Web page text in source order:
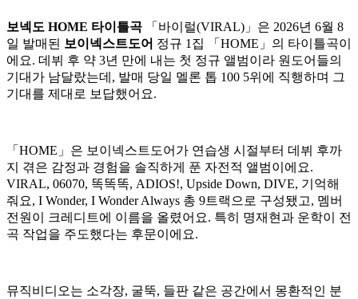
보넥도 HOME 타이틀곡 「바이럴(VIRAL)」은 2026년 6월 8
일 발매된 보이넥스트도어 정규 1집 「HOME」의 타이틀곡이
에요. 데뷔 후 약 3년 만에 내는 첫 정규 앨범이라 원도어들의
기대가 남달랐는데, 발매 당일 멜론 톱 100 5위에 직행하며 그
기대를 제대로 보답했어요.
「HOME」은 보이넥스트도어가 연습생 시절부터 데뷔 후까
지 겪은 감정과 경험을 솔직하게 푼 자전적 앨범이에요.
VIRAL, 06070, 똑똑똑, ADIOS!, Upside Down, DIVE, 기억해
줘요, I Wonder, I Wonder Always 총 9트랙으로 구성됐고, 멤버
전원이 크레디트에 이름을 올렸어요. 특히 명재현과 운학이 전
곡 작업을 주도했다는 후문이에요.
뮤직비디오는 소각장, 굴뚝, 들판 같은 공간에서 몽환적인 분